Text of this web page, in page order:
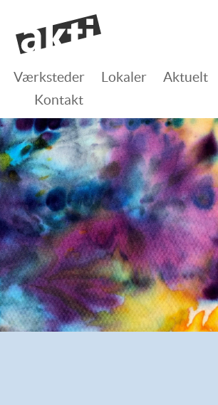
Værksteder Lokaler
Aktuelt
Kontakt